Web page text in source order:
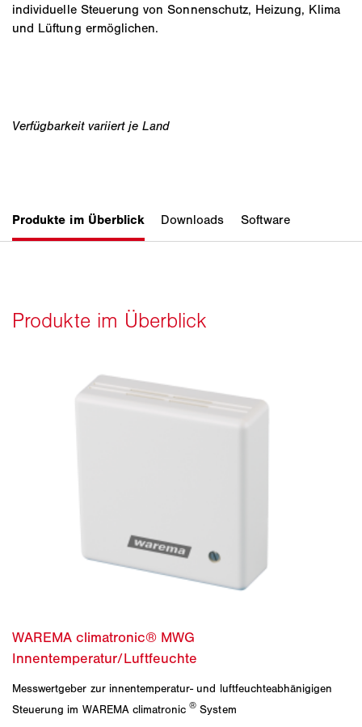
individuelle Steuerung von Sonnenschutz, Heizung, Klima
und Lüftung ermöglichen.
Messwertgeber zur innentemperatur- und luftfeuchteabhänigigen
Steuerung im WAREMA climatronic® System